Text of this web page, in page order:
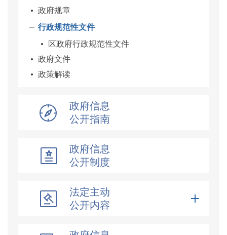
政府规章
行政规范性文件
区政府行政规范性文件
政府文件
政策解读
政府信息
公开指南
政府信息
公开制度
法定主动
公开内容